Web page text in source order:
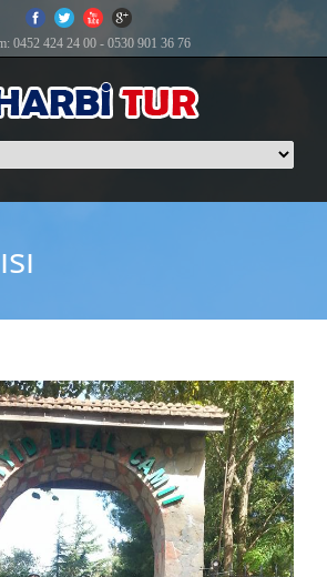
0452 424 24 00 - 0530 901 36 76